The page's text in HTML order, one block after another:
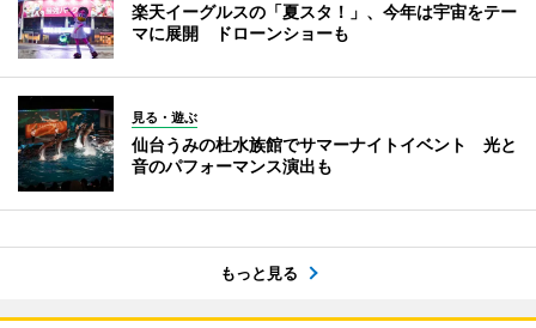
楽天イーグルスの「夏スタ！」、今年は宇宙をテー
マに展開 ドローンショーも
見る・遊ぶ
仙台うみの杜水族館でサマーナイトイベント 光と
音のパフォーマンス演出も
もっと見る